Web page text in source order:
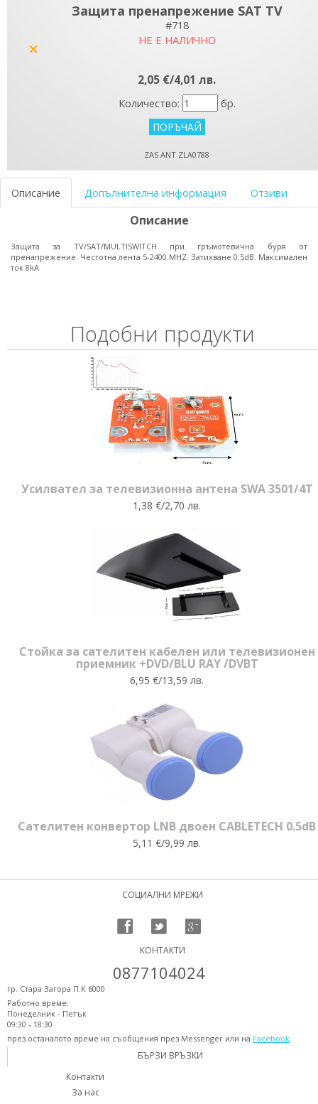
Защита пренапрежение SAT TV
#718
НЕ Е НАЛИЧНО
2,05 €/4,01 лв.
Количество: бр.
ZAS ANT ZLA0788
Описание Допълнителна информация Отзиви
Описание
Защита за TV/SAT/MULTISWITCH при гръмотевична буря от
пренапрежение. Честотна лента 5-2400 MHZ. Затихване 0.5dB. Максимален
ток 8kA
Подобни продукти
Усилвател за телевизионна антена SWA 3501/4T
1,38 €/2,70 лв.
Стойка за сателитен кабелен или телевизионен
приемник +DVD/BLU RAY /DVBT
6,95 €/13,59 лв.
Сателитен конвертор LNB двоен CABLETECH 0.5dB
5,11 €/9,99 лв.
СОЦИАЛНИ МРЕЖИ
КОНТАКТИ
0877104024
гр. Стара Загора П.К 6000
Работно време:
Понеделник - Петък
09:30 - 18:30
през останалото време на съобщения през Messenger или на Facebook
БЪРЗИ ВРЪЗКИ
Контакти
За нас